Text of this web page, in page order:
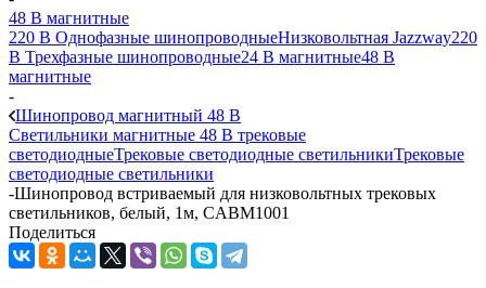
48 B магнитные
220 B Однофазные шинопроводныеНизковольтная Jazzway220
B Трехфазные шинопроводные24 B магнитные48 B
магнитные
-
Шинопровод магнитный 48 В
Светильники магнитные 48 В трековые
светодиодныеТрековые светодиодные светильникиТрековые
светодиодные светильники
-Шинопровод встриваемый для низковольтных трековых
светильников, белый, 1м, CABM1001
Поделиться